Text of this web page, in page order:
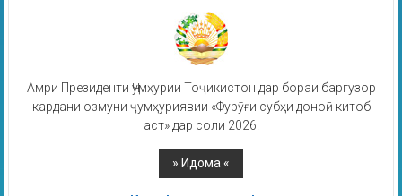
Амри Президенти Ҷумҳурии Тоҷикистон дар бораи баргузор
кардани озмуни ҷумҳуриявии «Фурӯғи субҳи доноӣ китоб
аст» дар соли 2026.